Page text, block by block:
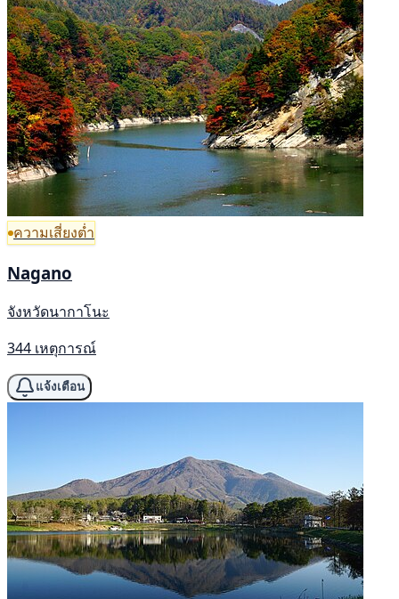
ความเสี่ยงต่ำ
Nagano
จังหวัดนากาโนะ
344 เหตุการณ์
แจ้งเตือน